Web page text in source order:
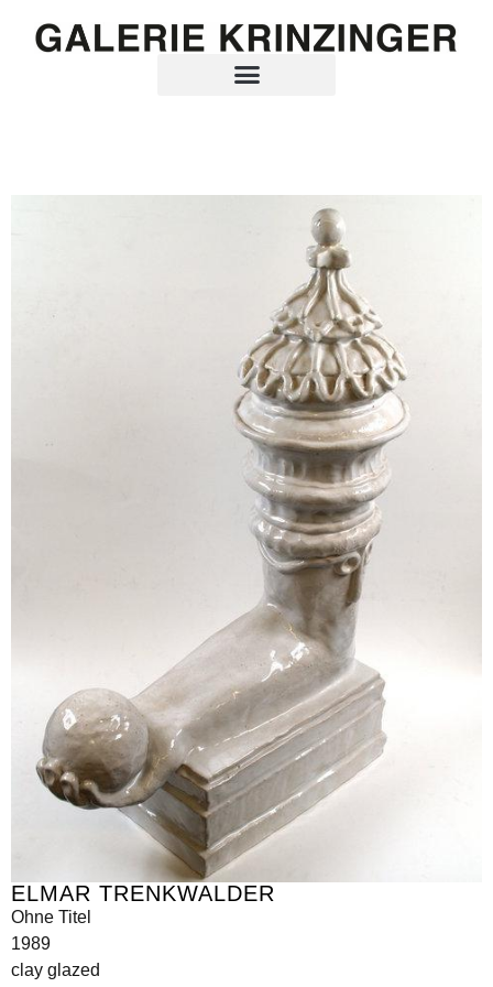
ELMAR TRENKWALDER
Ohne Titel
1989
clay glazed